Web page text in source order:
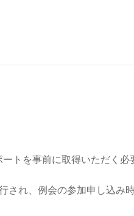
トを事前に取得いただく必
され、例会の参加申し込み